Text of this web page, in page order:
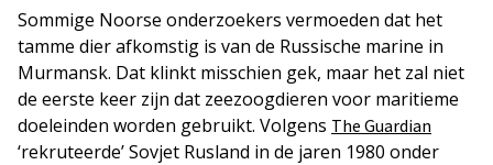
Sommige Noorse onderzoekers vermoeden dat het
tamme dier afkomstig is van de Russische marine in
Murmansk. Dat klinkt misschien gek, maar het zal niet
de eerste keer zijn dat zeezoogdieren voor maritieme
doeleinden worden gebruikt. Volgens The Guardian
‘rekruteerde’ Sovjet Rusland in de jaren 1980 onder